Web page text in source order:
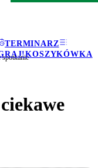
TERMINARZ
KOSZYKÓWKA
spotkanie